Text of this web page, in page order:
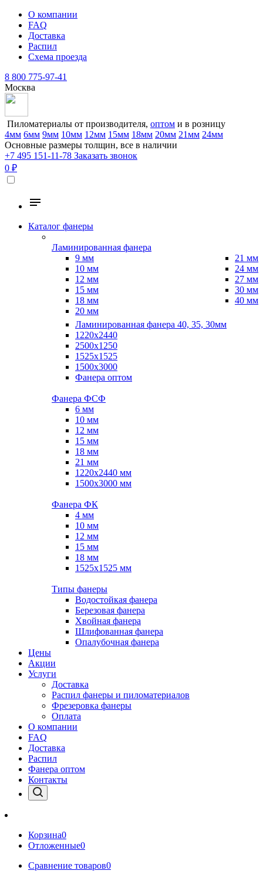
О компании
FAQ
Доставка
Распил
Схема проезда
8 800 775-97-41
Москва
Пиломатериалы от производителя, оптом и в розницу
4мм 6мм 9мм 10мм 12мм 15мм 18мм 20мм 21мм 24мм
Основные размеры толщин, все в наличии
+7 495 151-11-78 Заказать звонок
0 ₽
Каталог фанеры
Ламинированная фанера
9 мм
10 мм
12 мм
15 мм
18 мм
20 мм
21 мм
24 мм
27 мм
30 мм
40 мм
Ламинированная фанера 40, 35, 30мм
1220x2440
2500x1250
1525x1525
1500x3000
Фанера оптом
Фанера ФСФ
6 мм
10 мм
12 мм
15 мм
18 мм
21 мм
1220х2440 мм
1500х3000 мм
Фанера ФК
4 мм
10 мм
12 мм
15 мм
18 мм
1525х1525 мм
Типы фанеры
Водостойкая фанера
Березовая фанера
Хвойная фанера
Шлифованная фанера
Опалубочная фанера
Цены
Акции
Услуги
Доставка
Распил фанеры и пиломатериалов
Фрезеровка фанеры
Оплата
О компании
FAQ
Доставка
Распил
Фанера оптом
Контакты
Корзина0
Отложенные0
Сравнение товаров0